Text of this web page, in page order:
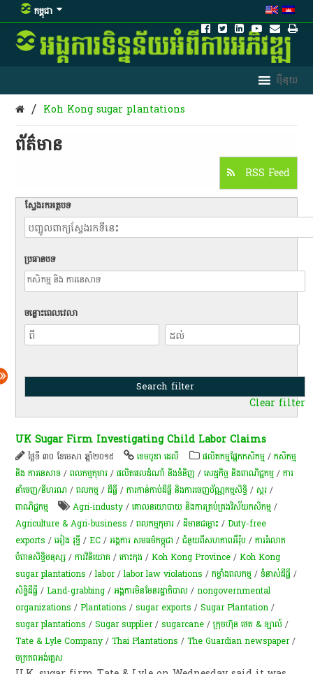
កម្ពុជា
/ Koh Kong sugar plantations
ព័ត៌មាន​
RSS Feed
ស្វែងរកអត្ថបទ
ប្រធានបទ
ចន្លោះពេលវេលា
Clear filter
UK Sugar Firm Investigating Child Labor Claims
ថ្ងៃទី ៣០ ខែមេសា ឆ្នាំ២០១៥ ខេមបូឌា ដេលី ​ផលិតកម្ម​ផ្នែក​កសិកម្ម​ /កសិកម្ម​
និង​ ការ​នេ​សាទ​ /ពលកម្មកុមារ /ផលិតផលដំណាំ និងទំនិញ /សេដ្ឋកិច្ច និងពាណិជ្ជកម្ម /ការ
នាំចេញ/នីហរណ /ពល​កម្ម /ដីធ្លី /ការកាន់កាប់​ដីធ្លី និង​ការចេញ​ប័ណ្ណកម្មសិទ្ធិ​ /​ស្ករ /
ពាណិជ្ជកម្ម
Agri-industy /គោលនយោបាយ និងការគ្រប់គ្រងវិស័យកសិកម្ម /
Agriculture & Agri-business /ពលកម្ម​កុមារ /ដីមានជម្លោះ /Duty-free
exports /អៀង វុទ្ធី/EC /អង្គការ សមធម៌កម្ពុជា /ជំនួយពីសហភាពអឺរ៉ុប /ការ​រំលោភ​
បំពាន​​សិទ្ធិ​មនុស្ស​​​ /ការវិនិយោគ /កោះកុង /Koh Kong Province /Koh Kong
sugar plantations /labor/labor law violations /កម្លាំងពលកម្ម /​ទំនាស់​ដីធ្លី​ /
សិទ្ធិ​ដីធ្លី /Land-grabbing /អង្គការមិនមែនរដ្ឋាភិបាល /nongovernmental
organizations /Plantations /sugar exports /Sugar Plantation /
sugar plantations /Sugar supplier/sugarcane /ក្រុមហ៊ុន ថេត & ឡាល៍ /
Tate & Lyle Company /Thai Plantations /The Guardian newspaper/
ចក្រភពអង់គ្លេស​